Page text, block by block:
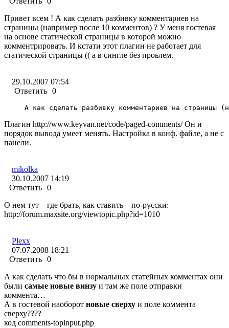
Привет всем ! А как сделать разбивку комментариев на
страницы (например после 10 комментов) ? У меня гостевая
на основе статической страницы в которой можно
комментрировать. И кстати этот плагин не работает для
статической страницы (( а в сингле без проьлем.
29.10.2007 07:54
Ответить 0
А как сделать разбивку комментариев на страницы
Плагин http://www.keyvan.net/code/paged-comments/ Он и
порядок вывода умеет менять. Настройка в конф. файле, а не с
панели.
mikolka
30.10.2007 14:19
Ответить 0
О нем тут – где брать, как ставить – по-русски:
http://forum.maxsite.org/viewtopic.php?id=1010
Plexx
07.07.2008 18:21
Ответить 0
А как сделать что бы в нормальных статейных комментах они
были самые новые винзу и там же поле отправки
коммента…
А в гостевой наоборот новые сверху и поле коммента
сверху????
код comments-topinput.php